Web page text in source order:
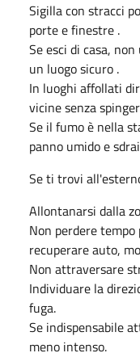
Sigilla con stracci
porte e finestre .
Se esci di casa,
un luogo sicuro .
In luoghi affollati
vicine senza
Se il fumo è nella
panno umido e
Se ti trovi
Allontanarsi dalla
Non perdere
recuperare auto,
Non attraversare
Individuare la
fuga.
Se indispensabile
meno intenso.